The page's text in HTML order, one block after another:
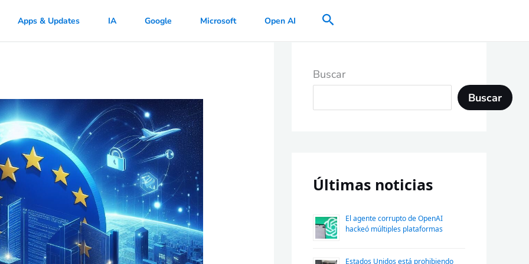
Apps & Updates IA Google Microsoft Open AI Buscar
Buscar
Buscar
Últimas noticias
El agente corrupto de OpenAI
hackeó múltiples plataformas
Estados Unidos está prohibiendo